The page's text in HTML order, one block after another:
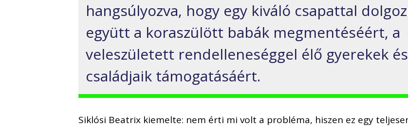
hangsúlyozva, hogy egy kiváló csapattal
együtt a koraszülött babák megmentéséért, a
veleszületett rendelleneséggel élő gyerekek és
családjaik támogatásáért.
Siklósi Beatrix kiemelte: nem érti mi volt a probléma, hiszen ez egy